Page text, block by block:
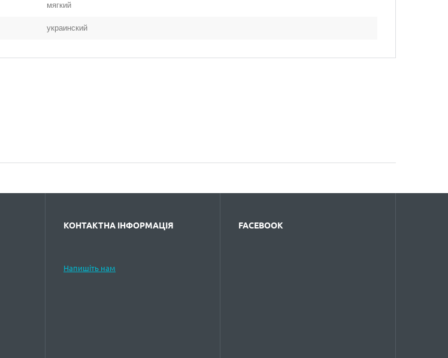
мягкий
украинский
КОНТАКТНА ІНФОРМАЦІЯ
Напишіть нам
FACEBOOK